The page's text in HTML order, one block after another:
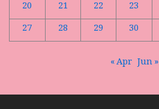
20
21 22 23
27
28 29 30
« Apr Jun »